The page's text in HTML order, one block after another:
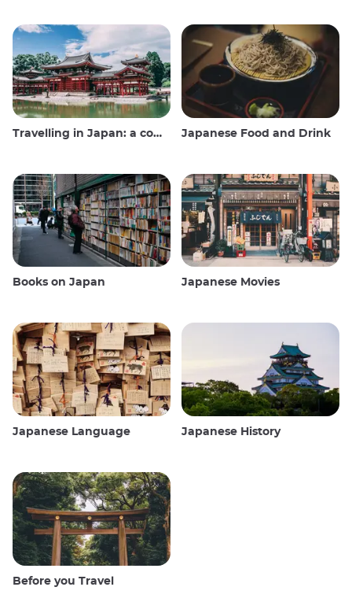
Travelling in Japan: a comprehensive guide Japanese Food and Drink
Books on Japan Japanese Movies
Japanese Language Japanese History
Before you Travel